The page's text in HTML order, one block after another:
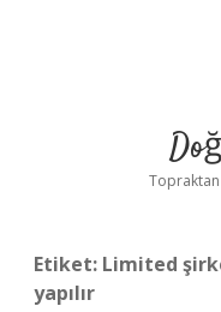
Etiket: Limited
yapılır